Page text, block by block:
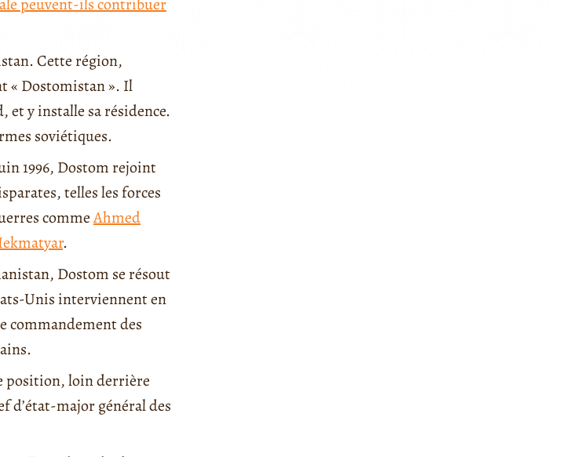
Cette région,
« Dostomistan ». Il
et y installe sa résidence.
soviétiques.
1996, Dostom rejoint
telles les forces
commeAhmed
.
Dostom se résout
Unis interviennent en
commandement des
position, loin derrière
d’état-major général des